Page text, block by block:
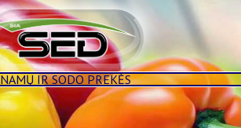
NAMŲ IR SODO PREKĖS